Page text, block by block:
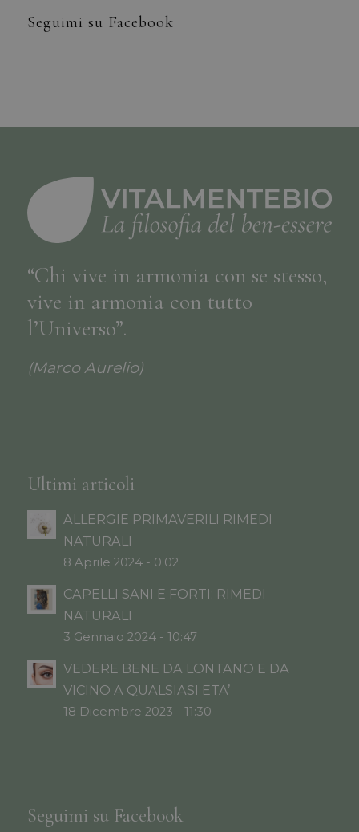
Seguimi su Facebook
“Chi vive in armonia con se stesso,
vive in armonia con tutto
l’Universo”.
(Marco Aurelio)
Ultimi articoli
ALLERGIE PRIMAVERILI RIMEDI
NATURALI
8 Aprile 2024 - 0:02
CAPELLI SANI E FORTI: RIMEDI
NATURALI
3 Gennaio 2024 - 10:47
VEDERE BENE DA LONTANO E DA
VICINO A QUALSIASI ETA’
18 Dicembre 2023 - 11:30
Seguimi su Facebook